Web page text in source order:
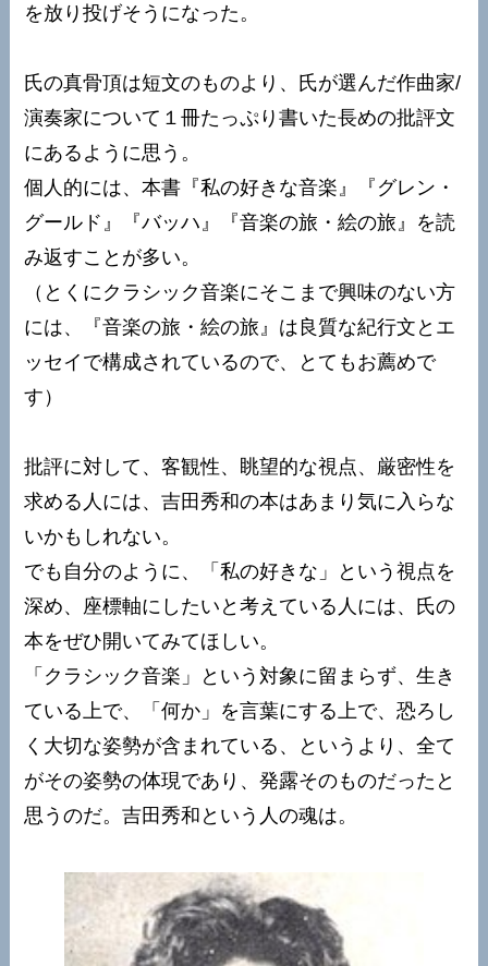
を放り投げそうになった。
氏の真骨頂は短文のものより、氏が選んだ作曲家/
演奏家について１冊たっぷり書いた長めの批評文
にあるように思う。
個人的には、本書『私の好きな音楽』『グレン・
グールド』『バッハ』『音楽の旅・絵の旅』を読
み返すことが多い。
（とくにクラシック音楽にそこまで興味のない方
には、『音楽の旅・絵の旅』は良質な紀行文とエ
ッセイで構成されているので、とてもお薦めで
す）
批評に対して、客観性、眺望的な視点、厳密性を
求める人には、吉田秀和の本はあまり気に入らな
いかもしれない。
でも自分のように、「私の好きな」という視点を
深め、座標軸にしたいと考えている人には、氏の
本をぜひ開いてみてほしい。
「クラシック音楽」という対象に留まらず、生き
ている上で、「何か」を言葉にする上で、恐ろし
く大切な姿勢が含まれている、というより、全て
がその姿勢の体現であり、発露そのものだったと
思うのだ。吉田秀和という人の魂は。